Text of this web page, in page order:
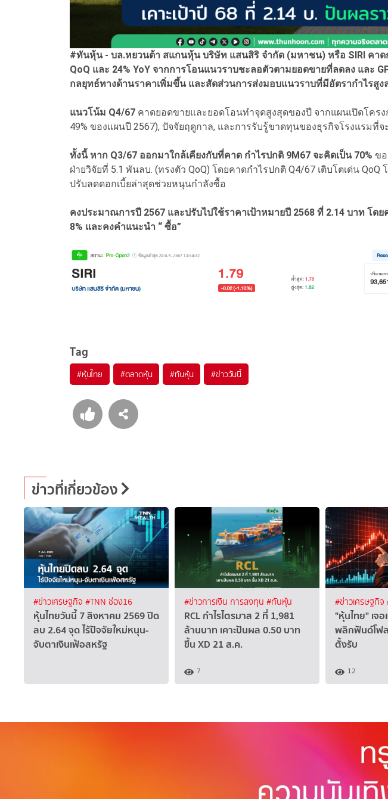
#ทันหุ้น - บล.หยวนต้า สแกนหุ้น บริษัท แสนสิริ จำกัด (มหาชน) หรือ SIRI คาด
QoQ และ 24% YoY จากการโอนแนวราบชะลอตัวตามยอดขายที่ลดลง และ
กลยุทธ์ทางด้านราคาเพิ่มขึ้น และสัดส่วนการส่งมอบแนวราบที่มีอัตรากำไรสูง
แนวโน้ม Q4/67 คาดยอดขายและยอดโอนทำจุดสูงสุดของปี จากแผนเปิดโครง
49% ของแผนปี 2567), ปัจจัยฤดูกาล, และการรับรู้ขาดทุนของธุรกิจโรงแรมที่จ
ทั้งนี้ หาก Q3/67 ออกมาใกล้เคียงกับที่คาด กำไรปกติ 9M67 จะคิดเป็น 70% ข
ฝ่ายวิจัยที่ 5.1 พันลบ. (ทรงตัว QoQ) โดยคาดกำไรปกติ Q4/67 เติบโตเด่น QoQ
ปรับลดดอกเบี้ยล่าสุดช่วยหนุนกำลังซื้อ
คงประมาณการปี 2567 และปรับไปใช้ราคาเป้าหมายปี 2568 ที่ 2.14 บาท โดย
8% และคงคำแนะนำ “ ซื้อ”
Tag
#หุ้นไทย #ตลาดหุ้น #ทันหุ้น #ข่าววันนี้
ข่าวที่เกี่ยวข้อง
#ข่าวเศรษฐกิจ #TNN ช่อง16
หุ้นไทยวันนี้ 7 สิงหาคม 2569 ปิด
ลบ 2.64 จุด ไร้ปัจจัยใหม่หนุน-
จับตาเงินเฟ้อสหรัฐ
#ข่าวการเงิน การลงทุน #ทันหุ้น
RCL กำไรไตรมาส 2 ที่ 1,981
ล้านบาท เคาะปันผล 0.50 บาท
ขึ้น XD 21 ส.ค.
7
#ข่าวเศรษฐกิจ
"หุ้นไทย" เจ
พลิกฟันด์โฟ
ตั้งรับ
12